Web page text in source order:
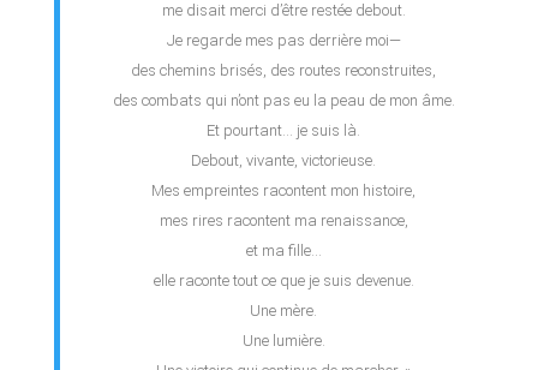
me disait merci d’être restée debout.
Je regarde mes pas derrière moi—
des chemins brisés, des routes reconstruites,
des combats qui n’ont pas eu la peau de mon âme.
Et pourtant… je suis là.
Debout, vivante, victorieuse.
Mes empreintes racontent mon histoire,
mes rires racontent ma renaissance,
et ma fille…
elle raconte tout ce que je suis devenue.
Une mère.
Une lumière.